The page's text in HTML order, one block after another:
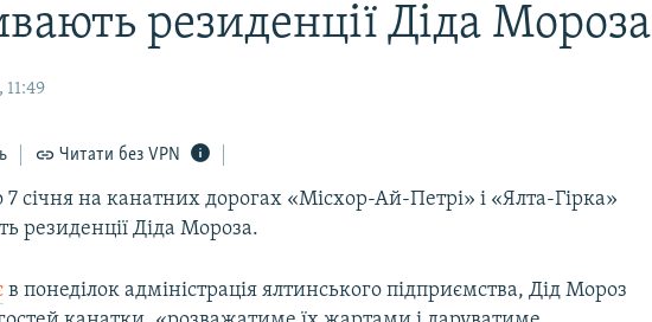
резиденції Діда Мороза
11:49
Читати без VPN
7 січня на канатних дорогах «Місхор-Ай-Петрі» і «Ялта-Гірка»
резиденції Діда Мороза.
в понеділок адміністрація ялтинського підприємства, Дід Мороз